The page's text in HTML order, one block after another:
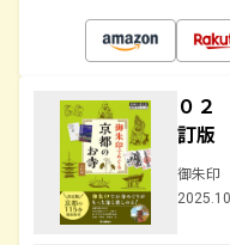
０２
訂版
御朱印